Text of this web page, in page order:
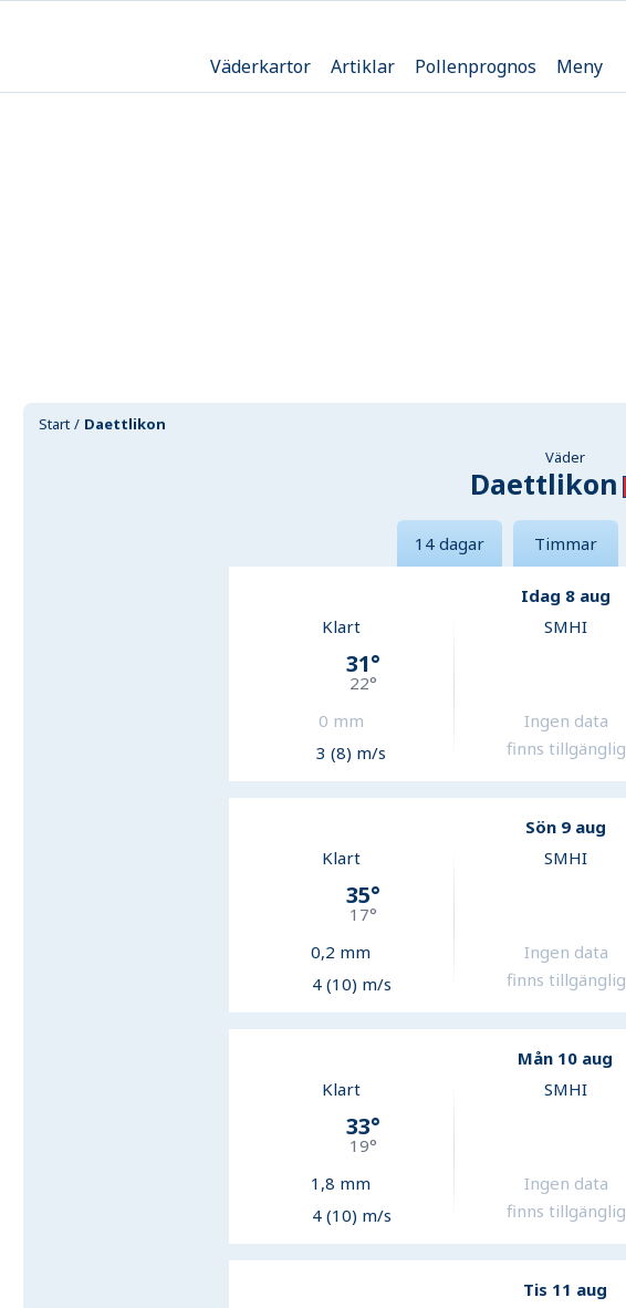
Väderkartor Artiklar Pollenprognos Meny
Start Daettlikon
Väder
Daettlikon
14 dagar Timmar
Idag 8 aug
Klart
31°
22°
0 mm
3 (8) m/s
SMHI
Ingen data
finns tillgänglig
Sön 9 aug
Klart
35°
17°
0,2 mm
4 (10) m/s
SMHI
Ingen data
finns tillgänglig
Mån 10 aug
Klart
33°
19°
1,8 mm
4 (10) m/s
SMHI
Ingen data
finns tillgänglig
Tis 11 aug